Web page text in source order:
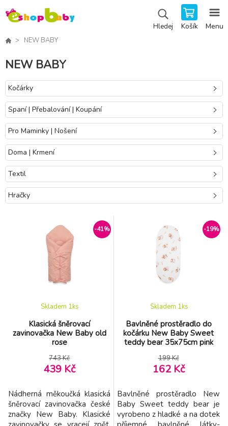
Hledej Košík Menu
NEW BABY
NEW BABY
Kočárky
Spaní | Přebalování | Koupání
Pro Maminky | Nošení
Doma | Krmení
Textil
Hračky
-41%
Klasická šněrovací
zavinovačka New Baby old
rose
Skladem 1ks
743 Kč
439 Kč
Nádherná měkoučká klasická
šněrovací zavinovačka české
značky New Baby. Klasické
-19%
Bavlněné prostěradlo do
kočárku New Baby Sweet
teddy bear 35x75cm pink
Skladem 1ks
199 Kč
162 Kč
Bavlněné prostěradlo New
Baby Sweet teddy bear je
vyrobeno z hladké a na dotek